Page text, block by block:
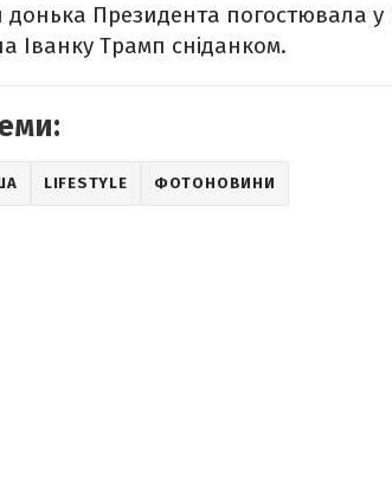
донька Президента погостювала
Іванку Трамп сніданком.
LIFESTYLE ФОТОНОВИНИ